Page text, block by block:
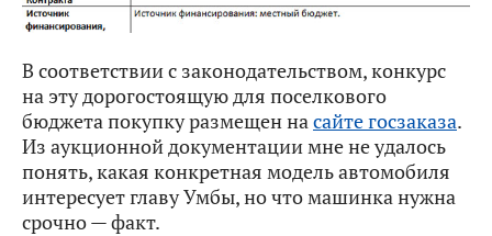
В соответствии с законодательством, конкурс
на эту дорогостоящую для поселкового
бюджета покупку размещен насайте госзаказа.
Из аукционной документации мне не удалось
понять, какая конкретная модель автомобиля
интересует главу Умбы, но что машинка нужна
срочно — факт.